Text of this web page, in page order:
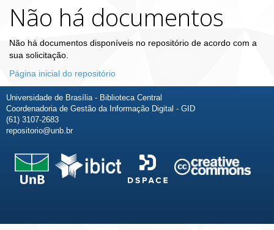
Não há documentos
Não há documentos disponíveis no repositório de acordo com a
sua solicitação.
Página inicial do repositório
Universidade de Brasília - Biblioteca Central
Coordenadoria de Gestão da Informação Digital - GID
(61) 3107-2683
repositorio@unb.br